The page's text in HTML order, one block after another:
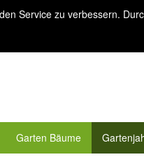
Service zu verbessern.
Garten Bäume